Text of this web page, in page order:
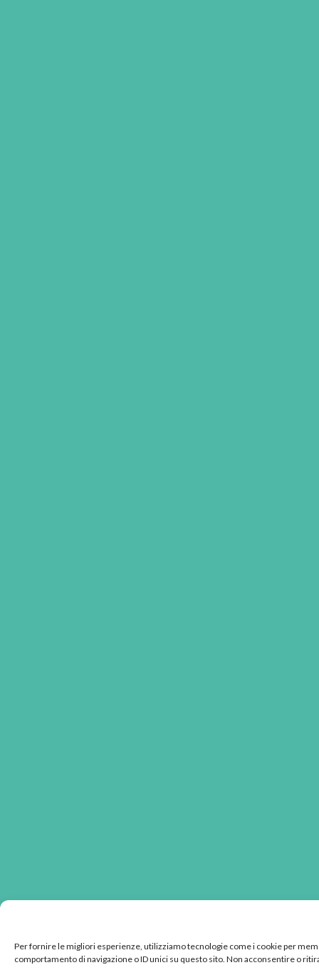
Per fornire le migliori esperienze, utilizziamo tecnologie come i cookie per
comportamento di navigazione o ID unici su questo sito. Non acconsentire o